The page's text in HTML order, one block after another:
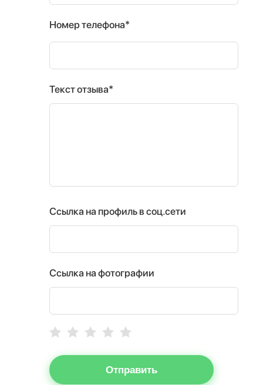
Номер телефона*
Текст отзыва*
Ссылка на профиль в соц.сети
Ссылка на фотографии
Отправить